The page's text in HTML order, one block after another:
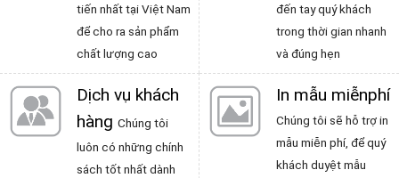
tiến nhất tại Việt Nam
để cho ra sản phẩm
chất lượng cao
đến tay quý khách
trong thời gian nhanh
và đúng hẹn
Dịch vụ khách
hàng Chúng tôi
luôn có những chính
sách tốt nhất dành
In mẫu miễnphí
Chúng tôi sẽ hỗ trợ in
mẫu miễn phí, để quý
khách duyệt mẫu